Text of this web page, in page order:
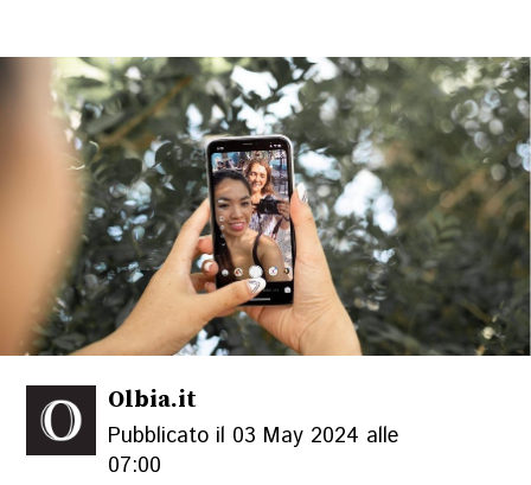
Olbia.it
Pubblicato il 03 May 2024 alle
07:00